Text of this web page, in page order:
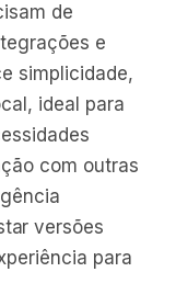
de
e
simplicidade,
ideal para
com outras
versões
para